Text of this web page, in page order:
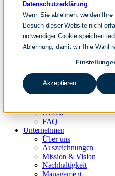
Datenschutzerklärung.
Wenn Sie ablehnen, werden
Besuch dieser Website nicht
notwendiger Cookie speichert
Ablehnung, damit wir Ihre Wahl
Akzeptieren
Suchen
hier tippen und enter
Navigation überspringen
Home
Leistungen
it & management
people & culture
Wissen & Events
nc360° Magazin
Glossar
FAQ
Unternehmen
Über uns
Auszeichnungen
Mission & Vision
Nachhaltigkeit
Management